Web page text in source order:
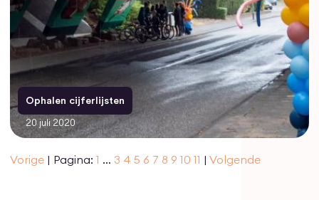
Ophalen cijferlijsten
20 juli 2020
Vorige Pagina:1 3 4 5 6 7 8 9 10 11 Volgende